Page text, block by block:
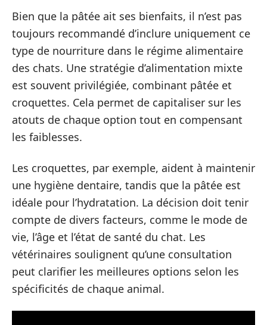
Bien que la pâtée ait ses bienfaits, il n’est pas
toujours recommandé d’inclure uniquement ce
type de nourriture dans le régime alimentaire
des chats. Une stratégie d’alimentation mixte
est souvent privilégiée, combinant pâtée et
croquettes. Cela permet de capitaliser sur les
atouts de chaque option tout en compensant
les faiblesses.
Les croquettes, par exemple, aident à maintenir
une hygiène dentaire, tandis que la pâtée est
idéale pour l’hydratation. La décision doit tenir
compte de divers facteurs, comme le mode de
vie, l’âge et l’état de santé du chat. Les
vétérinaires soulignent qu’une consultation
peut clarifier les meilleures options selon les
spécificités de chaque animal.